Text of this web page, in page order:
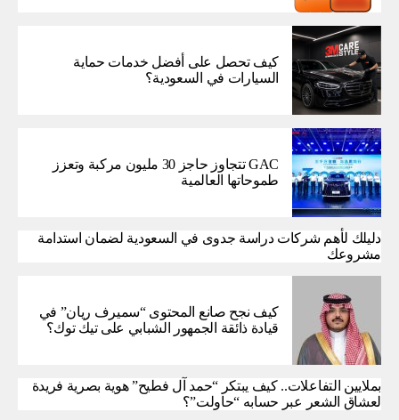
كيف تحصل على أفضل خدمات حماية
السيارات في السعودية؟
GAC تتجاوز حاجز 30 مليون مركبة وتعزز
طموحاتها العالمية
دليلك لأهم شركات دراسة جدوى في السعودية لضمان استدامة
مشروعك
كيف نجح صانع المحتوى “سميرف ريان” في
قيادة ذائقة الجمهور الشبابي على تيك توك؟
بملايين التفاعلات.. كيف يبتكر “حمد آل فطيح” هوية بصرية فريدة
لعشاق الشعر عبر حسابه “حاولت”؟